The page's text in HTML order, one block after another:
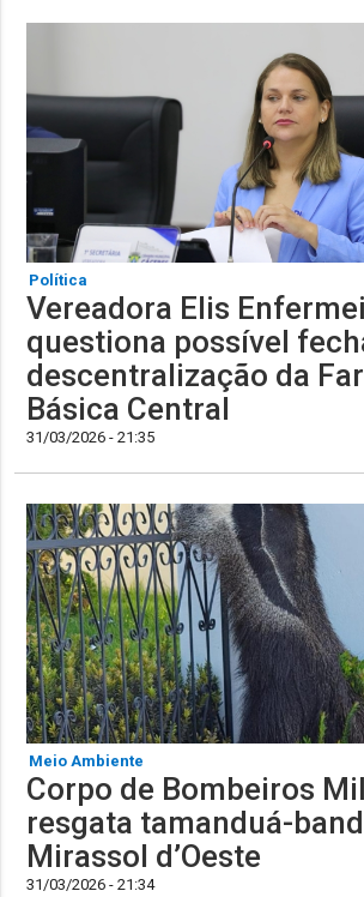
Política
Vereadora Elis
questiona possível
descentralização da
Básica Central
31/03/2026 - 21:35
Meio Ambiente
Corpo de Bombeiros
resgata tamanduá-
Mirassol d’Oeste
31/03/2026 - 21:34